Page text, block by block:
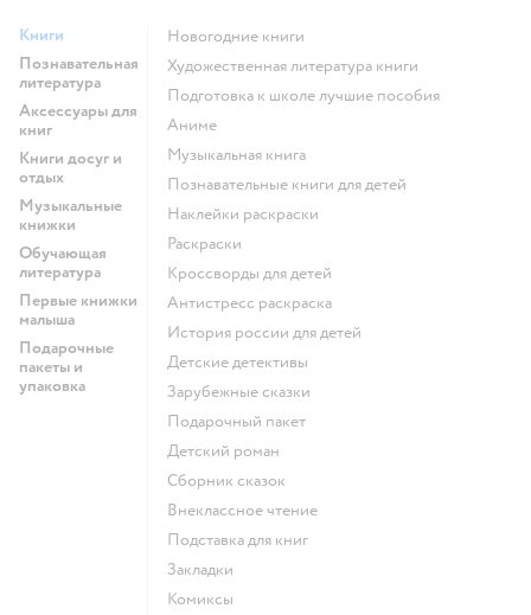
Книги
Познавательная
литература
Аксессуары для
книг
Книги досуг и
отдых
Музыкальные
книжки
Обучающая
литература
Первые книжки
малыша
Подарочные
пакеты и
упаковка
новогодние книги
художественная литература книги
подготовка к школе лучшие пособия
Аниме
музыкальная книга
познавательные книги для детей
наклейки раскраски
раскраски
кроссворды для детей
антистресс раскраска
история россии для детей
детские детективы
зарубежные сказки
подарочный пакет
детский роман
сборник сказок
внеклассное чтение
подставка для книг
закладки
комиксы